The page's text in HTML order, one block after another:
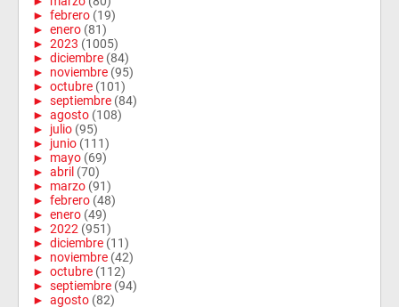
► febrero (19)
► enero (81)
► 2023 (1005)
► diciembre (84)
► noviembre (95)
► octubre (101)
► septiembre (84)
► agosto (108)
► julio (95)
► junio (111)
► mayo (69)
► abril (70)
► marzo (91)
► febrero (48)
► enero (49)
► 2022 (951)
► diciembre (11)
► noviembre (42)
► octubre (112)
► septiembre (94)
► agosto (82)